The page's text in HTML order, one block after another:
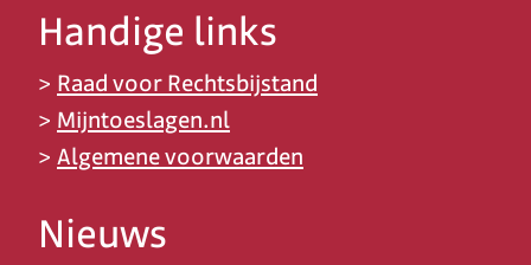
Handige links
> Raad voor Rechtsbijstand
> Mijntoeslagen.nl
> Algemene voorwaarden
Nieuws